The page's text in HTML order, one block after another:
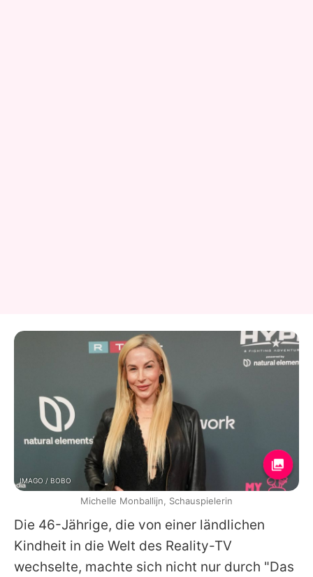
Die 46-Jährige, die von einer ländlichen
Kindheit in die Welt des Reality-TV
wechselte, machte sich nicht nur durch "Das
IMAGO / BOBO
Michelle Monballijn, Schauspielerin